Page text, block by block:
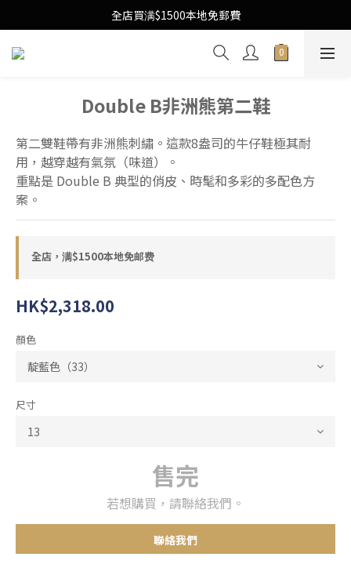
Free Local Shipping Upon $1500 purchase
全店買满$1500本地免郵費
Free Local Shipping Upon $1500 purchase
Double B非洲熊第二鞋
第二雙鞋帶有非洲熊刺繡。這款8盎司的牛仔鞋極其耐
用，越穿越有氣氛（味道）。
重點是 Double B 典型的俏皮、時髦和多彩的多配色方
案。
全店，满$1500本地免邮费
HK$2,318.00
顏色
尺寸
售完
若想購買，請聯絡我們。
聯絡我們